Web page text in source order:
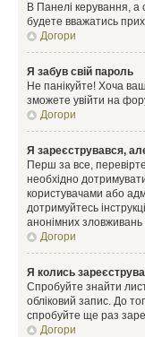
В Панелі керування, а
будете вважатись
Догори
Я забув свій пароль
Не панікуйте! Хоча
зможете увійти на
Догори
Я зареєструвався,
Перш за все,
необхідно
користувачами або
дотримуйтесь
анонімних
Догори
Я колись
Спробуйте знайти
обліковий запис. До
спробуйте ще раз
Догори